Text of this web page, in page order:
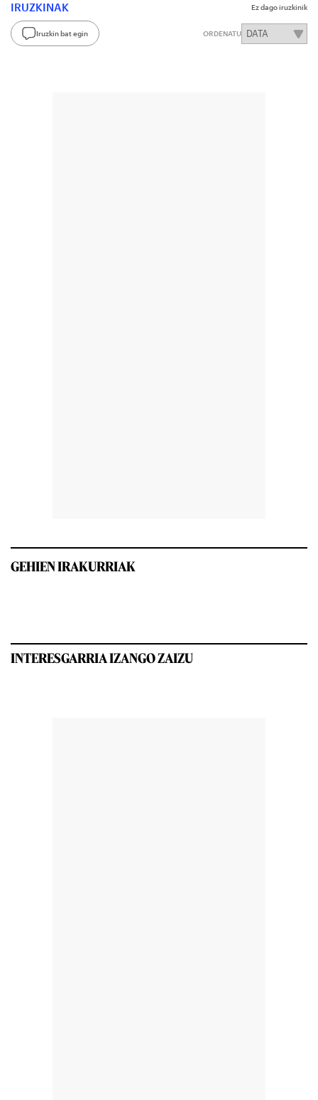
IRUZKINAK Ez dago iruzkinik
Iruzkin bat egin ORDENATU
GEHIEN IRAKURRIAK
INTERESGARRIA IZANGO ZAIZU